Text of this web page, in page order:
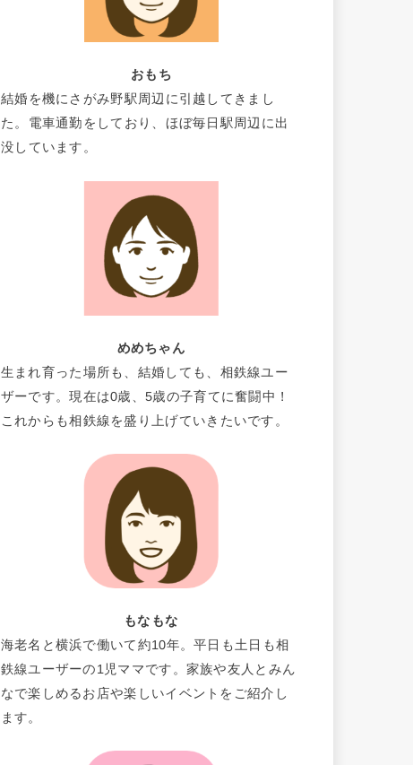
おもち
結婚を機にさがみ野駅周辺に引越してきまし
た。電車通勤をしており、ほぼ毎日駅周辺に出
没しています。
めめちゃん
生まれ育った場所も、結婚しても、相鉄線ユー
ザーです。現在は0歳、5歳の子育てに奮闘中！
これからも相鉄線を盛り上げていきたいです。
もなもな
海老名と横浜で働いて約10年。平日も土日も相
鉄線ユーザーの1児ママです。家族や友人とみん
なで楽しめるお店や楽しいイベントをご紹介し
ます。